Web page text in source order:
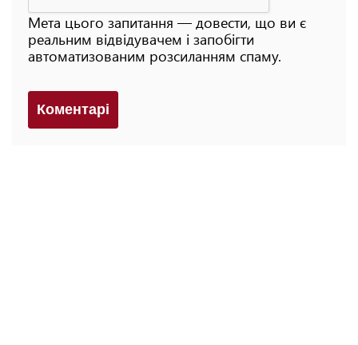
Мета цього запитання — довести, що ви є
реальним відвідувачем і запобігти
автоматизованим розсиланням спаму.
Коментарi